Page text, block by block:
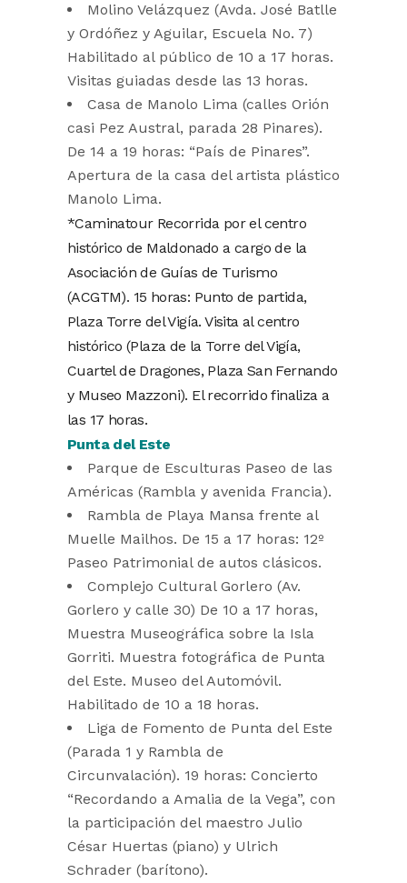
Molino Velázquez (Avda. José Batlle
y Ordóñez y Aguilar, Escuela No. 7)
Habilitado al público de 10 a 17 horas.
Visitas guiadas desde las 13 horas.
Casa de Manolo Lima (calles Orión
casi Pez Austral, parada 28 Pinares).
De 14 a 19 horas: “País de Pinares”.
Apertura de la casa del artista plástico
Manolo Lima.
*Caminatour Recorrida por el centro
histórico de Maldonado a cargo de la
Asociación de Guías de Turismo
(ACGTM). 15 horas: Punto de partida,
Plaza Torre del Vigía. Visita al centro
histórico (Plaza de la Torre del Vigía,
Cuartel de Dragones, Plaza San Fernando
y Museo Mazzoni). El recorrido finaliza a
las 17 horas.
Punta del Este
Parque de Esculturas Paseo de las
Américas (Rambla y avenida Francia).
Rambla de Playa Mansa frente al
Muelle Mailhos. De 15 a 17 horas: 12º
Paseo Patrimonial de autos clásicos.
Complejo Cultural Gorlero (Av.
Gorlero y calle 30) De 10 a 17 horas,
Muestra Museográfica sobre la Isla
Gorriti. Muestra fotográfica de Punta
del Este. Museo del Automóvil.
Habilitado de 10 a 18 horas.
Liga de Fomento de Punta del Este
(Parada 1 y Rambla de
Circunvalación). 19 horas: Concierto
“Recordando a Amalia de la Vega”, con
la participación del maestro Julio
César Huertas (piano) y Ulrich
Schrader (barítono).